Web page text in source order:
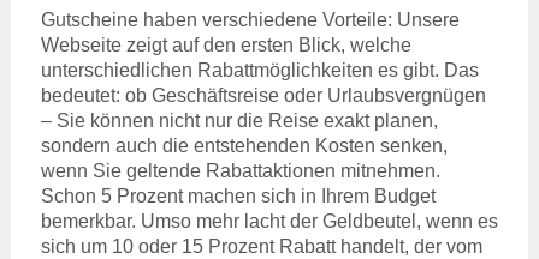
Gutscheine haben verschiedene Vorteile: Unsere
Webseite zeigt auf den ersten Blick, welche
unterschiedlichen Rabattmöglichkeiten es gibt. Das
bedeutet: ob Geschäftsreise oder Urlaubsvergnügen
– Sie können nicht nur die Reise exakt planen,
sondern auch die entstehenden Kosten senken,
wenn Sie geltende Rabattaktionen mitnehmen.
Schon 5 Prozent machen sich in Ihrem Budget
bemerkbar. Umso mehr lacht der Geldbeutel, wenn es
sich um 10 oder 15 Prozent Rabatt handelt, der vom